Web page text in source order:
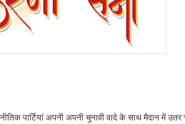
पार्टियां अपनी अपनी चुनावी वादे के साथ मैदान में